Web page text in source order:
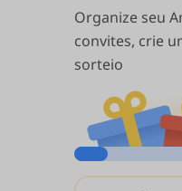
Organize seu
convites, crie
sorteio